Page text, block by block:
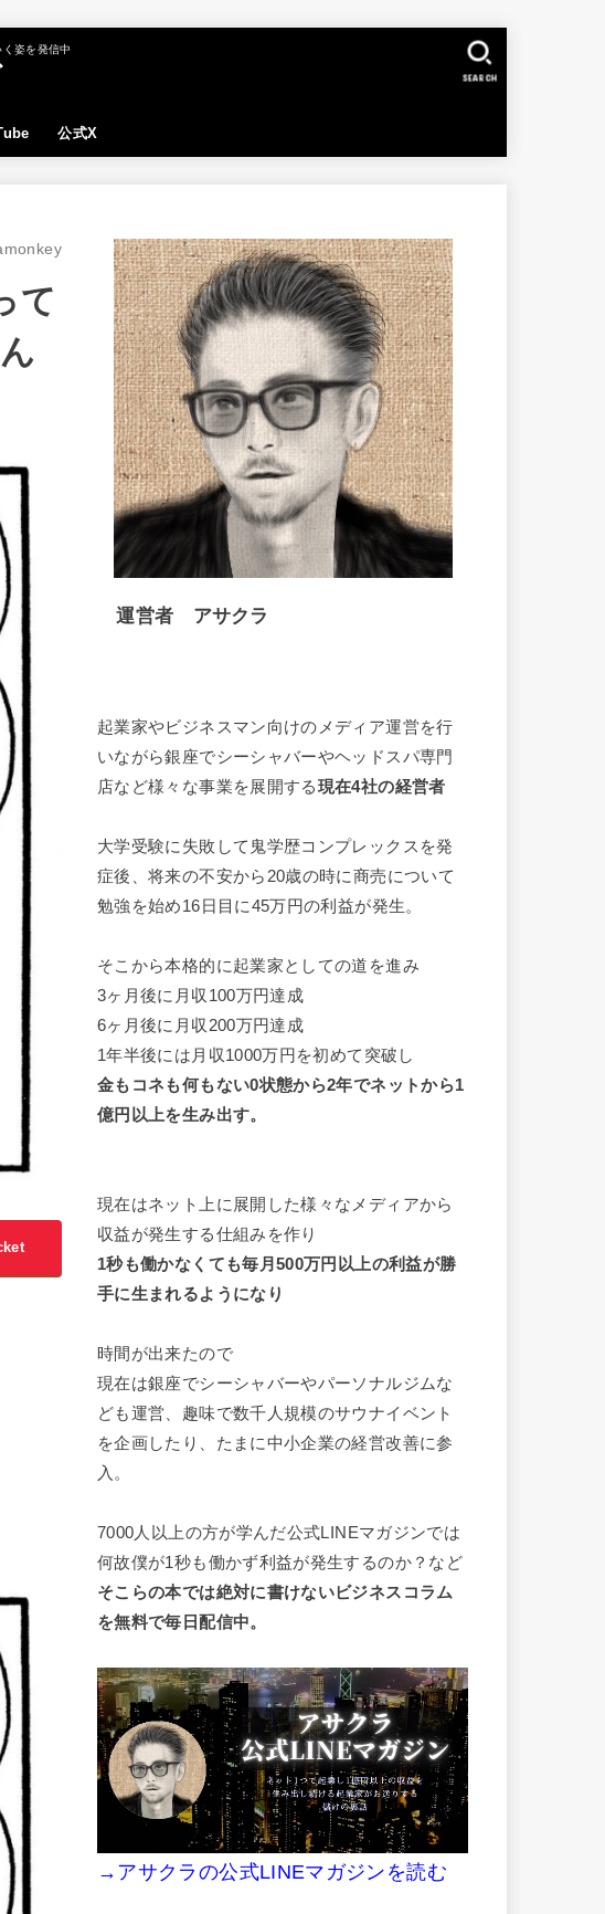
姿を発信中
公式X
SEARCH
て
運営者 アサクラ
起業家やビジネスマン向けのメディア運営を行
いながら銀座でシーシャバーやヘッドスパ専門
店など様々な事業を展開する現在4社の経営者
大学受験に失敗して鬼学歴コンプレックスを発
症後、将来の不安から20歳の時に商売について
勉強を始め16日目に45万円の利益が発生。
そこから本格的に起業家としての道を進み
3ヶ月後に月収100万円達成
6ヶ月後に月収200万円達成
1年半後には月収1000万円を初めて突破し
金もコネも何もない0状態から2年でネットから1
億円以上を生み出す。
現在はネット上に展開した様々なメディアから
収益が発生する仕組みを作り
1秒も働かなくても毎月500万円以上の利益が勝
手に生まれるようになり
時間が出来たので
現在は銀座でシーシャバーやパーソナルジムな
ども運営、趣味で数千人規模のサウナイベント
を企画したり、たまに中小企業の経営改善に参
入。
7000人以上の方が学んだ公式LINEマガジンでは
何故僕が1秒も働かず利益が発生するのか？など
そこらの本では絶対に書けないビジネスコラム
を無料で毎日配信中。
→アサクラの公式LINEマガジンを読む